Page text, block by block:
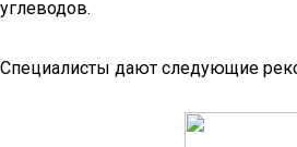
углеводов.
Специалисты дают следующие